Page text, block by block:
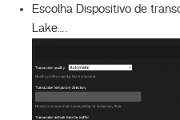
Escolha Dispositivo de
Lake….